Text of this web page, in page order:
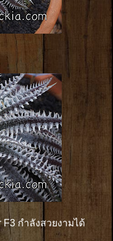
F3 กำลังสวยงามได้